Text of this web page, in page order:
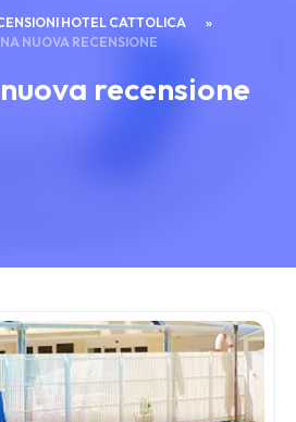
HOTEL CATTOLICA
»
NUOVA RECENSIONE
recensione